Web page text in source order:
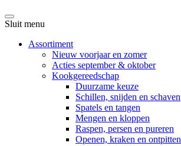
Sluit menu
Assortiment
Nieuw voorjaar en zomer
Acties september & oktober
Kookgereedschap
Duurzame keuze
Schillen, snijden en schaven
Spatels en tangen
Mengen en kloppen
Raspen, persen en pureren
Openen, kraken en ontpitten